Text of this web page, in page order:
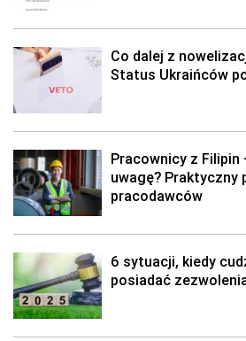
Co dalej z
Status Ukraińców
Pracownicy z
uwagę? Praktyczny
pracodawców
6 sytuacji, kiedy
posiadać